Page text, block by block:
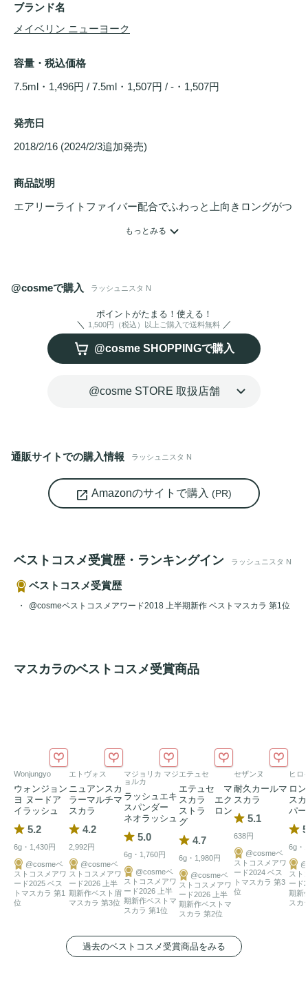
ブランド名
メイベリン ニューヨーク
容量・税込価格
7.5ml・1,496円 / 7.5ml・1,507円 / -・1,507円
発売日
2018/2/16 (2024/2/3追加発売)
商品説明
エアリーライトファイバー配合でふわっと上向きロングがつ
もっとみる
@cosmeで購入 ラッシュニスタ N
ポイントがたまる！使える！
1,500円（税込）以上ご購入で送料無料
@cosme SHOPPINGで購入
@cosme STORE 取扱店舗
通販サイトでの購入情報 ラッシュニスタ N
Amazonのサイトで購入 (PR)
ベストコスメ受賞歴・ランキングイン ラッシュニスタ N
ベストコスメ受賞歴
@cosmeベストコスメアワード2018 上半期新作 ベストマスカラ 第1位
マスカラのベストコスメ受賞商品
Wonjungyo
ウォンジョン
ヨ ヌードア
イラッシュ
5.2
6g・1,430円
@cosmeベ
ストコスメアワ
ード2025 ベス
トマスカラ 第1
位
エトヴォス
ニュアンスカ
ラーマルチマ
スカラ
4.2
2,992円
@cosmeベ
ストコスメアワ
ード2026 上半
期新作ベスト眉
マスカラ 第3位
マジョリカ マジ
ョルカ
ラッシュエキ
スパンダー
ネオラッシュ
5.0
6g・1,760円
@cosmeベ
ストコスメアワ
ード2026 上半
期新作ベストマ
スカラ 第1位
エテュセ
エテュセ マ
スカラ エク
ストラ ロン
グ
4.7
6g・1,980円
@cosmeベ
ストコスメアワ
ード2026 上半
期新作ベストマ
スカラ 第2位
セザンヌ
耐久カールマ
スカラ
5.1
638円
@cosmeベ
ストコスメアワ
ード2024 ベス
トマスカラ 第3
位
ヒロ
ロ
ス
パ
6g・
スト
ード
期新
スカ
過去のベストコスメ受賞商品をみる